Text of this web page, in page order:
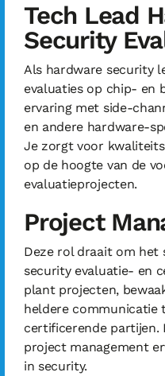
Tech Lead
Security
Als hardware security
evaluaties op chip- en
ervaring met side-
en andere hardware-
Je zorgt voor
op de hoogte van de
evaluatieprojecten.
Project
Deze rol draait om het
security evaluatie- en
plant projecten,
heldere communicatie
certificerende partijen.
project management
in security.